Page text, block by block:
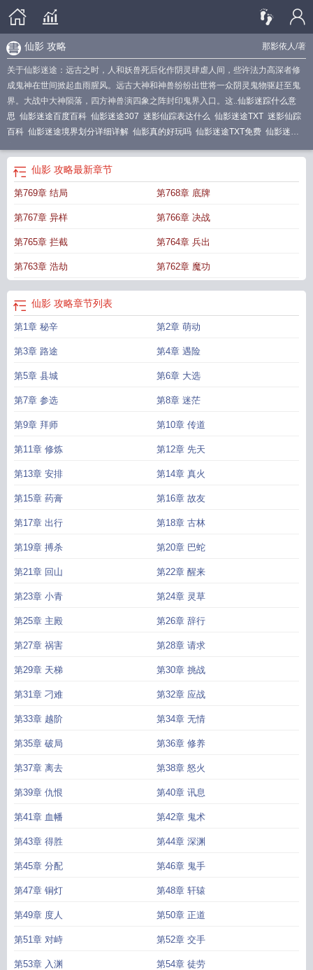
那影依人/著
仙影 攻略
关于仙影迷途：远古之时，人和妖兽死后化作阴灵肆虐人间，些许法力高深者修
成鬼神在世间掀起血雨腥风。远古大神和神兽纷纷出世将一众阴灵鬼物驱赶至鬼
界。大战中大神陨落，四方神兽演四象之阵封印鬼界入口。这..仙影迷踪什么意
思 仙影迷途百度百科 仙影迷途307 迷影仙踪表达什么 仙影迷途TXT 迷影仙踪
百科 仙影迷途境界划分详细详解 仙影真的好玩吗 仙影迷途TXT免费 仙影迷途
迷影仙踪电影介绍
主 仙影官方
频仙影 攻略仙影迷途好看吗 仙影迷途百科仙影迷途免费
仙影 攻略最新章节
第769章 结局 第768章 底牌
第767章 异样 第766章 决战
第765章 拦截 第764章 兵出
第763章 浩劫 第762章 魔功
仙影 攻略章节列表
第1章 秘辛 第2章 萌动
第3章 路途 第4章 遇险
第5章 县城 第6章 大选
第7章 参选 第8章 迷茫
第9章 拜师 第10章 传道
第11章 修炼 第12章 先天
第13章 安排 第14章 真火
第15章 药膏 第16章 故友
第17章 出行 第18章 古林
第19章 搏杀 第20章 巴蛇
第21章 回山 第22章 醒来
第23章 小青 第24章 灵草
第25章 主殿 第26章 辞行
第27章 祸害 第28章 请求
第29章 天梯 第30章 挑战
第31章 刁难 第32章 应战
第33章 越阶 第34章 无情
第35章 破局 第36章 修养
第37章 离去 第38章 怒火
第39章 仇恨 第40章 讯息
第41章 血幡 第42章 鬼术
第43章 得胜 第44章 深渊
第45章 分配 第46章 鬼手
第47章 铜灯 第48章 轩辕
第49章 度人 第50章 正道
第51章 对峙 第52章 交手
第53章 入渊 第54章 徒劳